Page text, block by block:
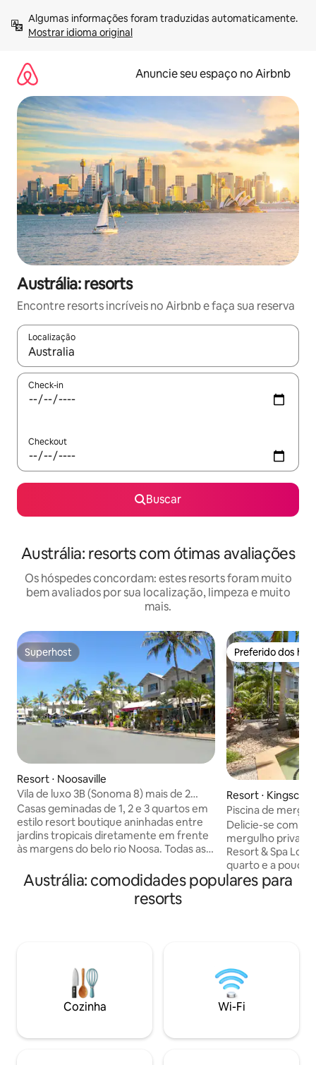
para
Mostrar idioma original
Anuncie seu espaço no Airbnb
Austrália: resorts
Encontre resorts incríveis no Airbnb e faça sua reserva
Localização
Quando os resultados estiverem disponíveis, explore-os
Check-in
Checkout
Buscar
Austrália: resorts com ótimas avaliações
Os hóspedes concordam: estes resorts foram muito
bem avaliados por sua localização, limpeza e muito
mais.
Superhost
Superhost
Resort ⋅ Noosaville
Vila de luxo 3B (Sonoma 8) mais de 2
noites
Casas geminadas de 1, 2 e 3 quartos em
estilo resort boutique aninhadas entre
jardins tropicais diretamente em frente
às margens do belo rio Noosa. Todas as
totalmente independentes, com
lounges, refeições, decks, áreas de
pátio, TVs inteligentes, Fox Sports, Wi-Fi
mais, o NVRR está perfeitamente
situado para suas férias em família ou
fim de semana. A praia icônica de Noosa,
o Parque Nacional de Noosa e o brilho da
minutos de carro ou a meia hora
Preferido dos
Preferido dos
Resort ⋅ Kingscliff
Piscina de
quartos (Peppers)
Delicie-se com
mergulho
Resort & Spa
quarto e a poucos
do resort Vista
partir do seu
pé da praia,
infantil), área de
km de ciclovias
snorkel, SUPs,
Austrália: comodidades populares para
resorts
Cozinha Wi-Fi